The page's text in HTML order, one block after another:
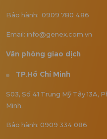
Bảo hành: 0909 780 486
Email: info@genex.com.vn
Văn phòng giao dịch
TP.Hồ Chí Minh
S03, Số 41 Trung Mỹ Tây 13A,
Minh.
Bảo hành: 0909 334 086